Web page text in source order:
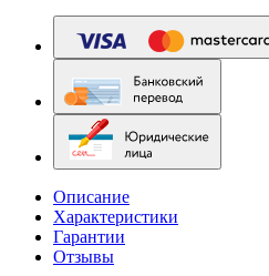
Описание
Характеристики
Гарантии
Отзывы